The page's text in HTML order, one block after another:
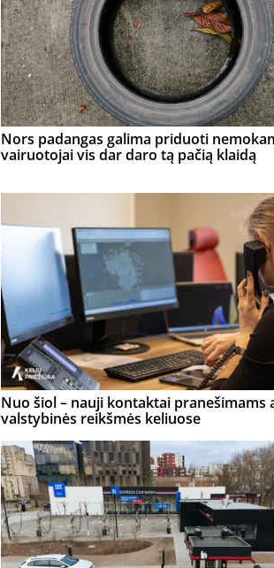
Nors padangas galima priduoti
vairuotojai vis dar daro tą pačią klaidą
Nuo šiol – nauji kontaktai pranešimams
valstybinės reikšmės keliuose